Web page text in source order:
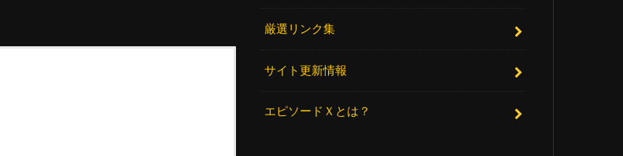
厳選リンク集
サイト更新情報
エピソードＸとは？